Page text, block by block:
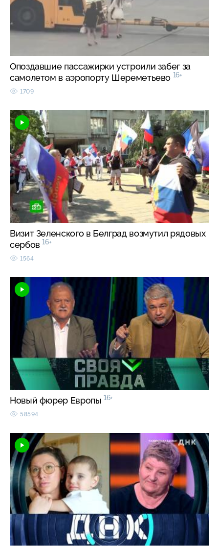
Опоздавшие пассажирки устроили забег за
самолетом в аэропорту Шереметьево 16+
1709
Визит Зеленского в Белград возмутил рядовых
сербов 16+
1564
Новый фюрер Европы 16+
58594